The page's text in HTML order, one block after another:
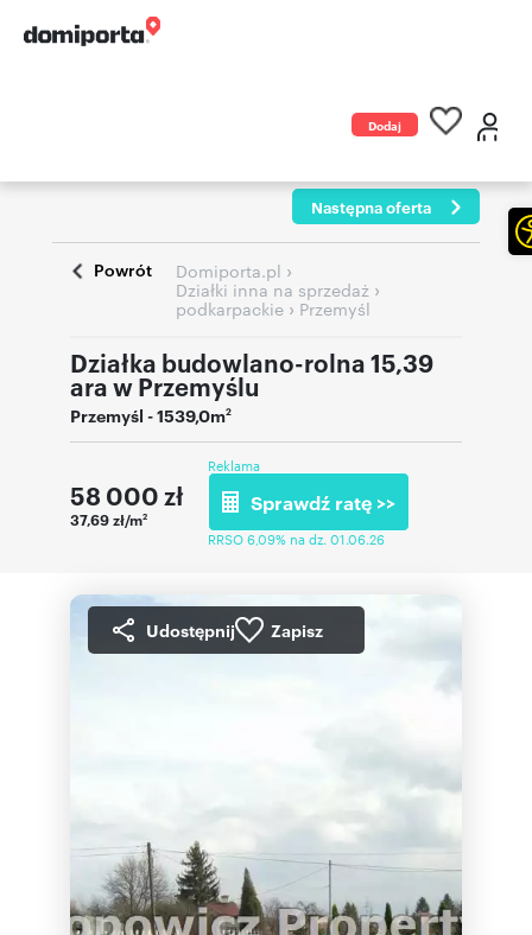
Dodaj
Następna oferta
Powrót Domiporta.pl ›
Działki inna na sprzedaż ›
podkarpackie › Przemyśl
Działka budowlano-rolna 15,39
ara w Przemyślu
Przemyśl - 1539,0m2
58 000 zł
37,69 zł/m2
Reklama
Sprawdź ratę >>
RRSO 6,09% na dz. 01.06.26
Udostępnij Zapisz